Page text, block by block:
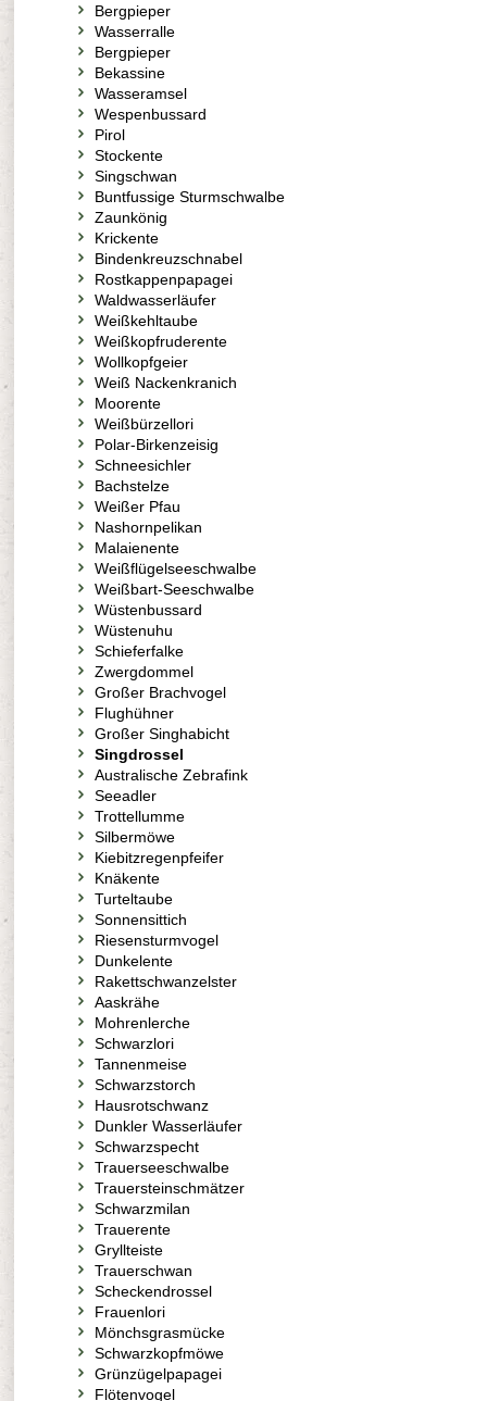
Bergpieper
Wasserralle
Bergpieper
Bekassine
Wasseramsel
Wespenbussard
Pirol
Stockente
Singschwan
Buntfussige Sturmschwalbe
Zaunkönig
Krickente
Bindenkreuzschnabel
Rostkappenpapagei
Waldwasserläufer
Weißkehltaube
Weißkopfruderente
Wollkopfgeier
Weiß Nackenkranich
Moorente
Weißbürzellori
Polar-Birkenzeisig
Schneesichler
Bachstelze
Weißer Pfau
Nashornpelikan
Malaienente
Weißflügelseeschwalbe
Weißbart-Seeschwalbe
Wüstenbussard
Wüstenuhu
Schieferfalke
Zwergdommel
Großer Brachvogel
Flughühner
Großer Singhabicht
Singdrossel
Australische Zebrafink
Seeadler
Trottellumme
Silbermöwe
Kiebitzregenpfeifer
Knäkente
Turteltaube
Sonnensittich
Riesensturmvogel
Dunkelente
Rakettschwanzelster
Aaskrähe
Mohrenlerche
Schwarzlori
Tannenmeise
Schwarzstorch
Hausrotschwanz
Dunkler Wasserläufer
Schwarzspecht
Trauerseeschwalbe
Trauersteinschmätzer
Schwarzmilan
Trauerente
Gryllteiste
Trauerschwan
Scheckendrossel
Frauenlori
Mönchsgrasmücke
Schwarzkopfmöwe
Grünzügelpapagei
Flötenvogel